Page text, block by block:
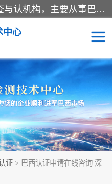
*是一家的测试、评估、检查与认机构，主要从事巴西NR10认证、NR12认证、NR13认证；ANATEL认证、INMTRO认证，欧盟CE认证：MD认证，PED认证，MID认证，ATEX认证，德国蓝色天使认证。
中心
证 > 巴西认证申请在线咨询 深
NR10认证
NR13认证
巴西NR认证
RETIE认证